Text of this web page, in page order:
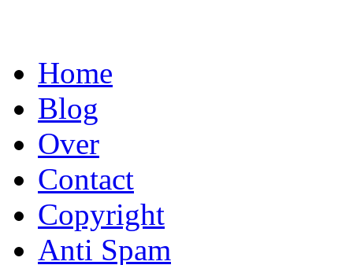
Home
Blog
Over
Contact
Copyright
Anti Spam